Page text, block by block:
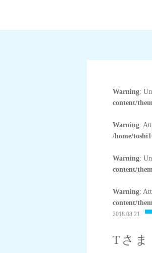
Warning:
content/
Warning:
/home/
Warning:
content/
Warning:
content/
2018.08.21
Tさま